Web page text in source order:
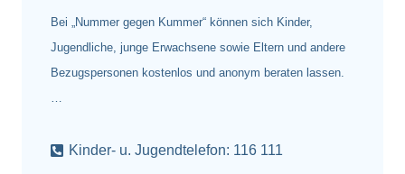
Bei „Nummer gegen Kummer“ können sich Kinder,
Jugendliche, junge Erwachsene sowie Eltern und andere
Bezugspersonen kostenlos und anonym beraten lassen.
Kinder- u. Jugendtelefon: 116 111